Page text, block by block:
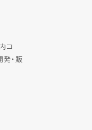
コ
発・販